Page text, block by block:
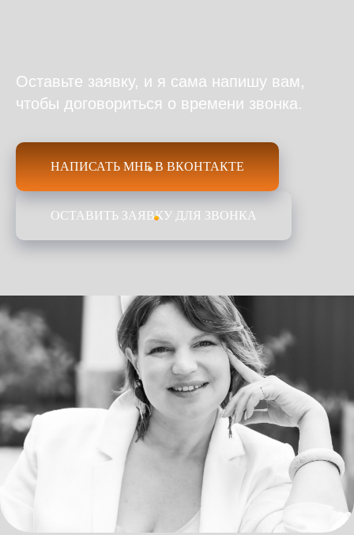
Оставьте заявку, и я сама напишу вам,
чтобы договориться о времени звонка.
НАПИСАТЬ МНЕ В ВКОНТАКТЕ
ОСТАВИТЬ ЗАЯВКУ ДЛЯ ЗВОНКА